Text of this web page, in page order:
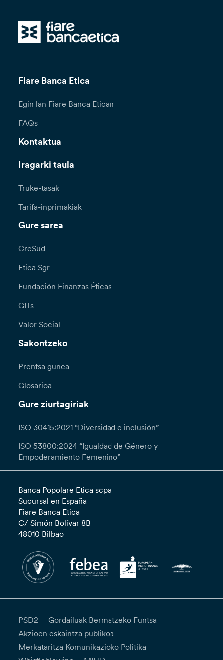
Fiare Banca Etica
Egin lan Fiare Banca Etican
FAQs
Kontaktua
Iragarki taula
Truke-tasak
Tarifa-inprimakiak
Gure sarea
CreSud
Etica Sgr
Fundación Finanzas Éticas
GITs
Valor Social
Sakontzeko
Prentsa gunea
Glosarioa
Gure ziurtagiriak
ISO 30415:2021 “Diversidad e inclusión”
ISO 53800:2024 “Igualdad de Género y
Empoderamiento Femenino”
Banca Popolare Etica scpa
Sucursal en España
Fiare Banca Etica
C/ Simón Bolívar 8B
48010 Bilbao
PSD2
Gordailuak Bermatzeko Funtsa
Akzioen eskaintza publikoa
Merkataritza Komunikazioko Politika